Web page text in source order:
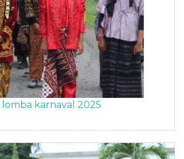
lomba karnaval 2025